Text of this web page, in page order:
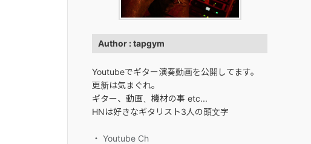
Author : tapgym
Youtubeでギター演奏動画を公開してます。
更新は気まぐれ。
ギター、動画、機材の事 etc...
HNは好きなギタリスト3人の頭文字
・ Youtube Ch